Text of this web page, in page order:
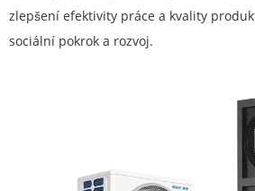
zlepšení efektivity práce a kvality
sociální pokrok a rozvoj.